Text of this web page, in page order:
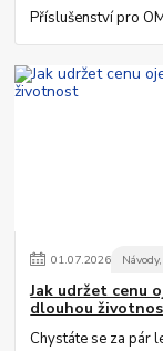
Příslušenství pro
01.07.2026
Jak udržet cenu
dlouhou
Chystáte se za pár